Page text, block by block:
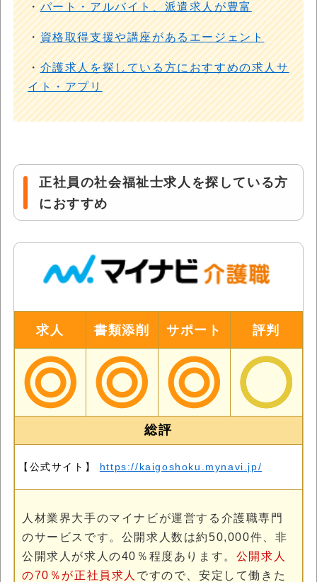
・パート・アルバイト、派遣求人が豊富
・資格取得支援や講座があるエージェント
・介護求人を探している方におすすめの求人サ
イト・アプリ
正社員の社会福祉士求人を探している方
におすすめ
求人 書類添削 サポート 評判
総評
【公式サイト】 https://kaigoshoku.mynavi.jp/
人材業界大手のマイナビが運営する介護職専門
のサービスです。公開求人数は約50,000件、非
公開求人が求人の40％程度あります。 公開求人
の70％が正社員求人 ですので、安定して働きた